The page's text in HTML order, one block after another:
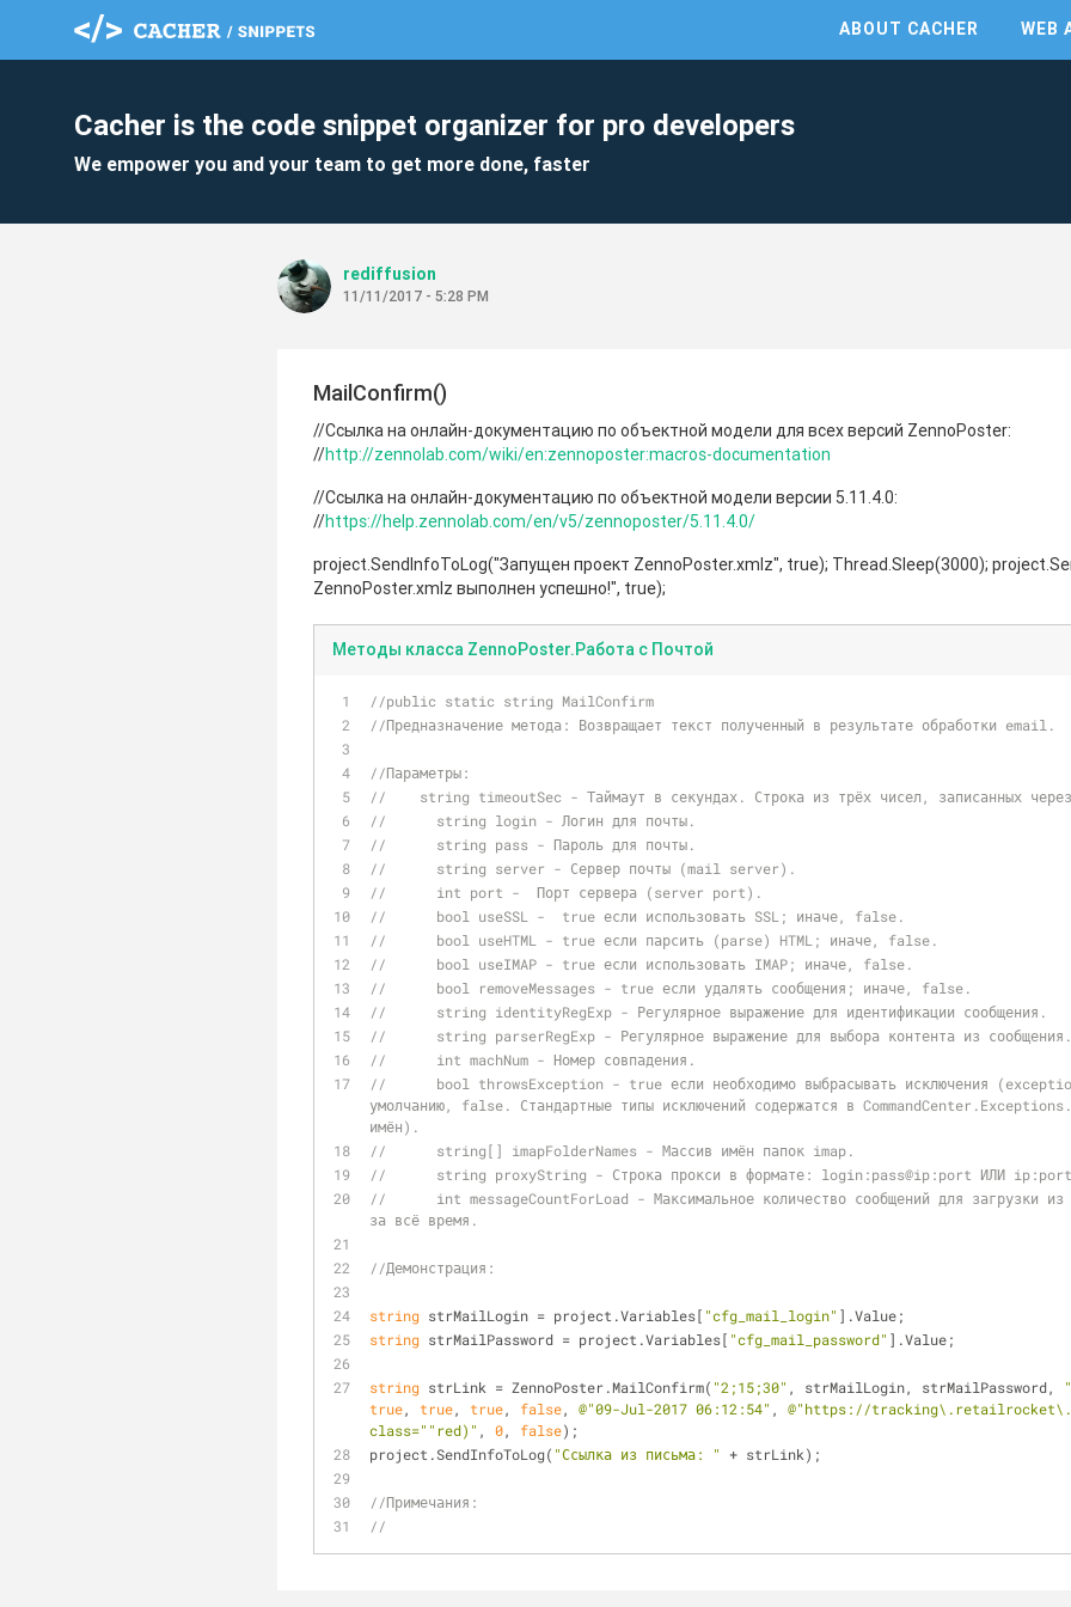
ABOUT CACHER WEB
Cacher is the code snippet organizer for pro developers
We empower you and your team to get more done, faster
rediffusion
11/11/2017 - 5:28 PM
MailConfirm()
//Ссылка на онлайн-документацию по объектной модели для всех версий ZennoPoster:
//http://zennolab.com/wiki/en:zennoposter:macros-documentation
//Ссылка на онлайн-документацию по объектной модели версии 5.11.4.0:
//https://help.zennolab.com/en/v5/zennoposter/5.11.4.0/
project.SendInfoToLog("Запущен проект ZennoPoster.xmlz", true); Thread.Sleep(3000);
ZennoPoster.xmlz выполнен успешно!", true);
Методы класса ZennoPoster.Работа с Почтой
//public static string MailConfirm
//Предназначение метода: Возвращает текст полученный в результате обработки email.
//Параметры:
//    string timeoutSec - Таймаут в секундах. Строка из трёх чисел, записанных
//	string login - Логин для почты.
//	string pass - Пароль для почты.
//	string server - Сервер почты (mail server).
//	int port -  Порт сервера (server port).
//	bool useSSL -  true если использовать SSL; иначе, false.
//	bool useHTML - true если парсить (parse) HTML; иначе, false.
//	bool useIMAP - true если использовать IMAP; иначе, false.
//	bool removeMessages - true если удалять сообщения; иначе, false.
//	string identityRegExp - Регулярное выражение для идентификации сообщения.
//	string parserRegExp - Регулярное выражение для выбора контента из сообщения.
//	int machNum - Номер совпадения.
//	bool throwsException - true если необходимо выбрасывать исключения (exceptions); иначе и по
умолчанию, false. Стандартные типы исключений содержатся в
имён).
//	string[] imapFolderNames - Массив имён папок imap.
//	string proxyString - Строка прокси в формате: login:pass@ip:port ИЛИ
//	int messageCountForLoad - Максимальное количество сообщений для загрузки из каждой выбранной папки
за всё время.
//Демонстрация:
string strMailLogin = project.Variables[ "cfg_mail_login" ].Value;
string strMailPassword = project.Variables[ "cfg_mail_password" ].Value;
string strLink = ZennoPoster.MailConfirm( "2;15;30" , strMailLogin, strMailPassword,
true, true, true, false, @"09-Jul-2017 06:12:54" , @"https://
class=""red)" , 0, false);
project.SendInfoToLog( "Ссылка из письма: " + strLink);
//Примечания: